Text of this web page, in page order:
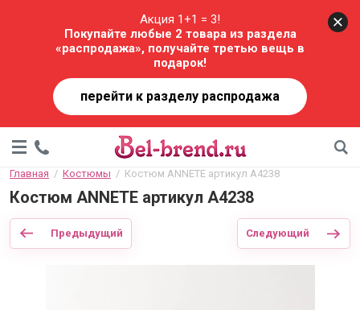
Акция 1+1 = 3!
Покупайте любые 2 товара из раздела
«распродажа», получайте третью вещь в
подарок!
перейти к разделу распродажа
Главная
  /
Костюмы
  /  Костюм ANNETE артикул А4238
Костюм ANNETE артикул А4238
Предыдущий Следующий